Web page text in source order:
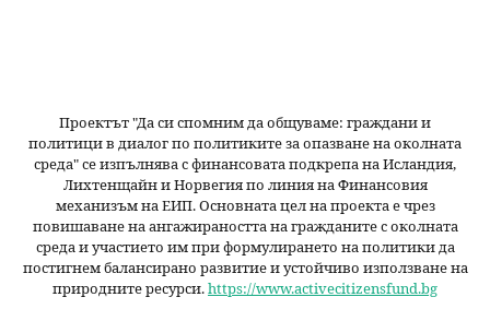
Проектът "Да си спомним даобщуваме: граждани и
политици в диалог по политиките за опазване на околната
среда" се изпълнява с финансовата подкрепа на Исландия,
Лихтенщайн и Норвегия по линия на Финансовия
механизъм на ЕИП. Основната цел на проекта е чрез
повишаване на ангажираността на гражданите с околната
среда и участието им при формулирането на политики да
постигнем балансирано развитие и устойчиво използване на
природните ресурси.https://www.activecitizensfund.bg